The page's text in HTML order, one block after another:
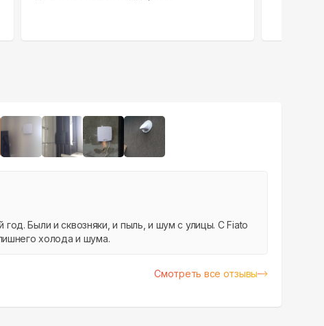
Были и сквозняки, и пыль, и шум с улицы. С Fiato
холода и шума.
Смотреть все отзывы